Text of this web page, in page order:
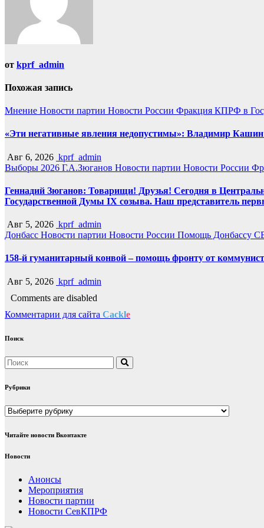
от kprf_admin
Похожая запись
Мнение Новости партии Новости России Фракция КПРФ в
«Эти негативные явления недопустимы»: Владимир Кашин
Авг 6, 2026 kprf_admin
Выборы 2026 Г.А.Зюганов Новости партии Новости России
Геннадий Зюганов: Товарищи! Друзья! Сегодня в
Государственной Думы IX созыва. Наш представитель
Авг 5, 2026 kprf_admin
Донбасс Новости партии Новости России Помощь Донбассу
158-й гуманитарный конвой – помощь фронту от
Авг 5, 2026 kprf_admin
Comments are disabled
Комментарии для сайта Cackle
Поиск
Рубрики
Рубрики
Читайте новости Вконтакте
Новости
Анонсы
Мероприятия
Новости партии
Новости СевКПРФ